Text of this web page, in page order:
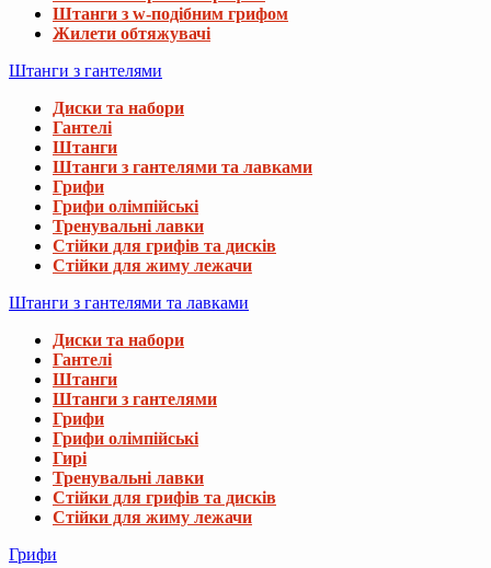
Штанги з w-подібним грифом
Жилети обтяжувачі
Штанги з гантелями
Диски та набори
Гантелі
Штанги
Штанги з гантелями та лавками
Грифи
Грифи олімпійські
Тренувальні лавки
Стійки для грифів та дисків
Стійки для жиму лежачи
Штанги з гантелями та лавками
Диски та набори
Гантелі
Штанги
Штанги з гантелями
Грифи
Грифи олімпійські
Гирі
Тренувальні лавки
Стійки для грифів та дисків
Стійки для жиму лежачи
Грифи